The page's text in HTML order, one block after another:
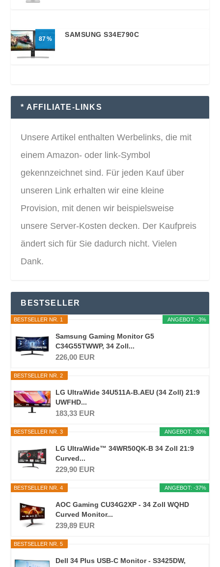
87
SAMSUNG S34E790C
* AFFILIATE-LINKS
Unsere Artikel enthalten Werbelinks, die mit
einem Amazon- oder link-Symbol
gekennzeichnet sind. Für jeden Kauf über
unseren Link erhalten wir eine kleine
Provision, mit denen wir beispielsweise
unsere Server-Kosten decken. Der Kaufpreis
ändert sich für Sie dadurch nicht. Vielen
Dank.
BESTSELLER
ANGEBOT: -3%
BESTSELLER NR. 1
Samsung Gaming Monitor G5
C34G55TWWP, 34 Zoll...
226,00 EUR
BESTSELLER NR. 2
LG UltraWide 34U511A-B.AEU (34 Zoll) 21:9
UWFHD...
183,33 EUR
ANGEBOT: -30%
BESTSELLER NR. 3
LG UltraWide™ 34WR50QK-B 34 Zoll 21:9
Curved...
229,90 EUR
ANGEBOT: -37%
BESTSELLER NR. 4
AOC Gaming CU34G2XP - 34 Zoll WQHD
Curved Monitor...
239,89 EUR
BESTSELLER NR. 5
Dell 34 Plus USB-C Monitor - S3425DW,